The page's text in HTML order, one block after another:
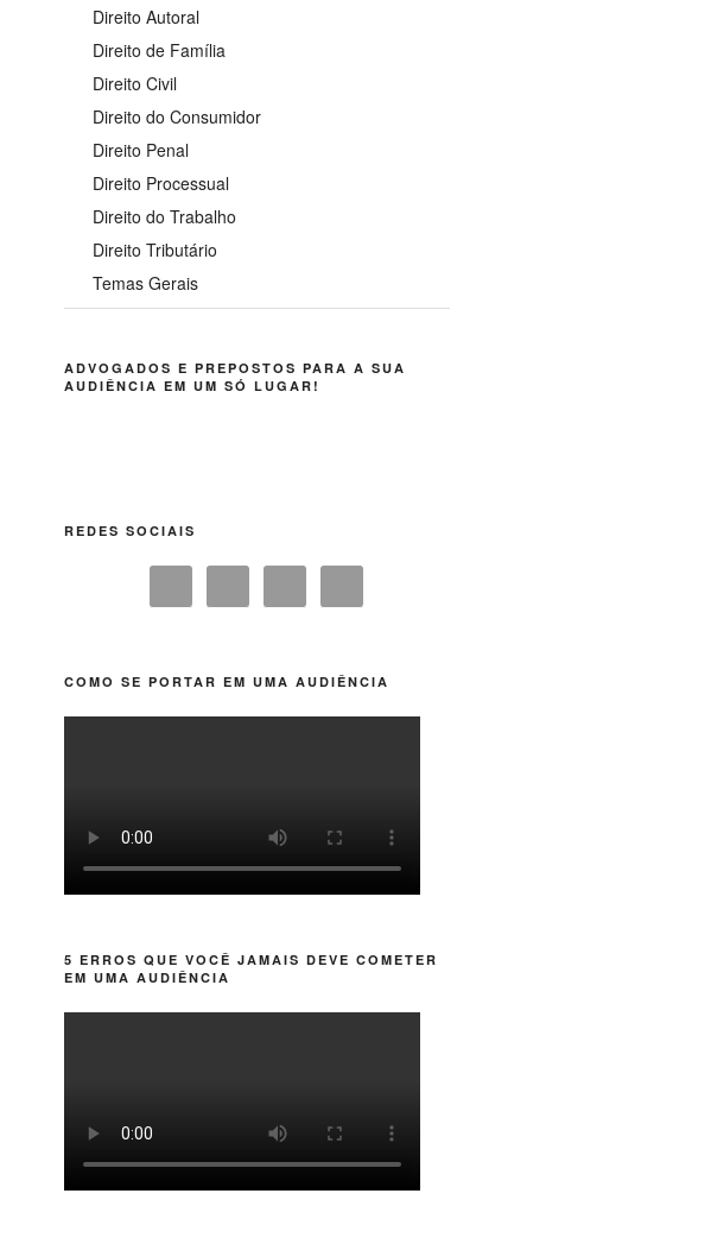
Direito Autoral
Direito de Família
Direito Civil
Direito do Consumidor
Direito Penal
Direito Processual
Direito do Trabalho
Direito Tributário
Temas Gerais
ADVOGADOS E PREPOSTOS PARA A SUA
AUDIÊNCIA EM UM SÓ LUGAR!
REDES SOCIAIS
COMO SE PORTAR EM UMA AUDIÊNCIA
5 ERROS QUE VOCÊ JAMAIS DEVE COMETER
EM UMA AUDIÊNCIA